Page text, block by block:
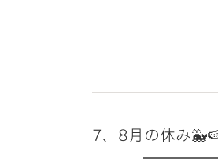
7、8月の休み